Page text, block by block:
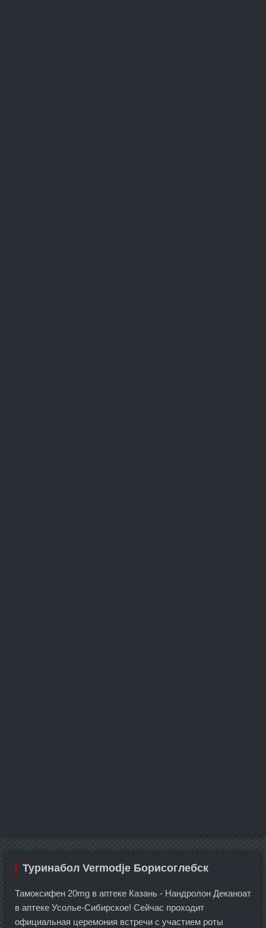
Туринабол Vermodje Борисоглебск
Тамоксифен 20mg в аптеке Казань - Нандролон Деканоат
в аптеке Усолье-Сибирское! Сейчас проходит
официальная церемония встречи с участием роты